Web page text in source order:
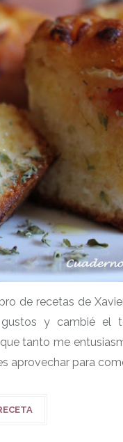
de recetas de
y cambié el
tanto me
aprovechar para